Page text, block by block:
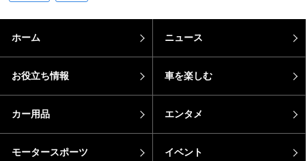
ホーム ニュース
お役立ち情報 車を楽しむ
カー用品 エンタメ
モータースポーツ イベント